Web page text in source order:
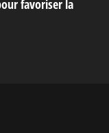
favoriser la